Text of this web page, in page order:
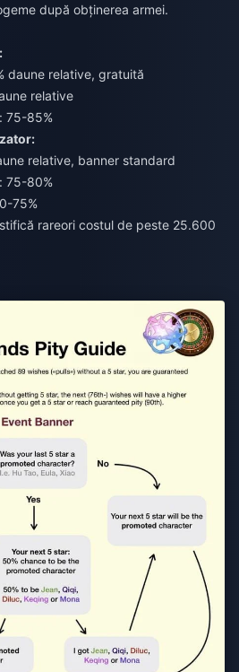
după obținerea armei.
daune relative, gratuită
relative
75-85%
relative, banner standard
75-80%
75%
rareori costul de peste 25.600